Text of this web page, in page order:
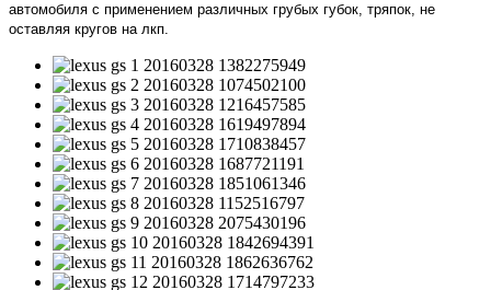
автомобиля с применением различных грубых губок, тряпок, не
оставляя кругов на лкп.